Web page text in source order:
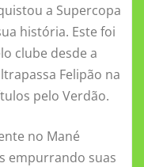
a Supercopa
história. Este foi
clube desde a
Felipão na
pelo Verdão.
no Mané
empurrando suas